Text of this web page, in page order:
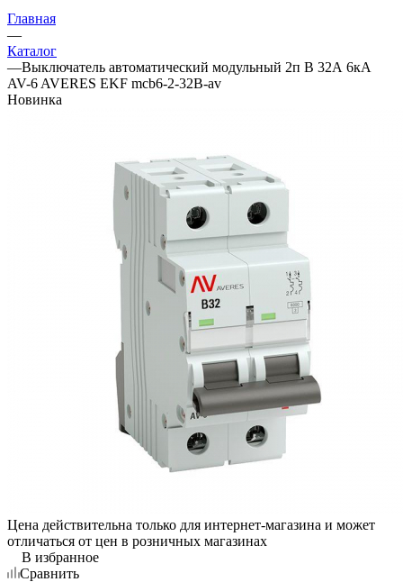
Главная
—
Каталог
—Выключатель автоматический модульный 2п B 32А 6кА
AV-6 AVERES EKF mcb6-2-32B-av
Новинка
Цена действительна только для интернет-магазина и может
отличаться от цен в розничных магазинах
В избранное
Сравнить